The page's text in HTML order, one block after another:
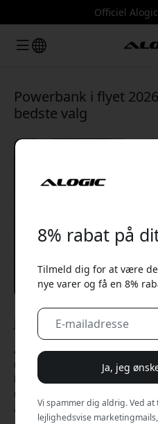
Officiel
Powerbank i flyet
bedste valg
Jun 08, 2026
At rejse uden en powerbank
utænkeligt som at glemme
bruges til boardingkort, kort,
underholdning, hvilket gør, at
arbejde under rejsen.
8% rabat på
Tilmeld dig for at være
nye varer og få en 8%
Ja, jeg
Vi spammer dig aldrig. Ved
lejlighedsvise
🎉 Din